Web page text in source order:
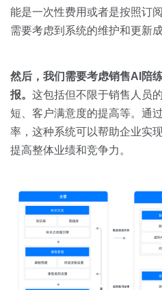
能是一次性费用或者是按照订
需要考虑到系统的维护和更新成
然后，我们需要考虑销售AI 陪
报。 这包括但不限于销售人员
短、客户满意度的提高等。通
率，这种系统可以帮助企业实
提高整体业绩和竞争力。